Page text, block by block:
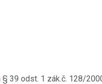
39 odst. 1 zák.č. 128/